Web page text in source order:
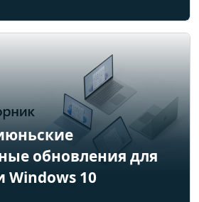
обновления для
Windows 10